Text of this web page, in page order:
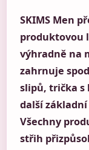
SKIMS Men
produktovou
výhradně na
zahrnuje
slipů, trička s
další
Všechny
střih